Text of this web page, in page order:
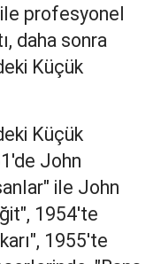
Gümüşhane
Hakkari
Isparta
Mersin
İstanbul
İzmir
profesyonel
daha sonra
Küçük
Küçük
John
ile John
1954'te
1955'te